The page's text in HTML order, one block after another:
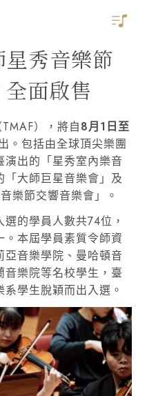
星秀音樂節
面啟售
），將自8月1日至
。包括由全球頂尖樂團
出的「星秀室內樂音
大師巨星音樂會」及
樂節交響音樂會」。
的學員人數共74位，
本屆學員素質令師資
音樂學院、曼哈頓音
樂院等名校學生，臺
學生脫穎而出入選。